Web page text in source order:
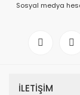
Sosyal medya
İLETİŞİM